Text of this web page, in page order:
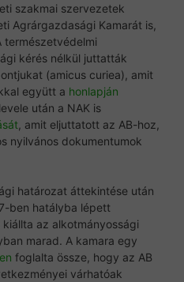
szakmai szervezetek
Agrárgazdasági Kamarát is,
természetvédelmi
kérés nélkül juttatták
(amicus curiea), amit
együtt a honlapján
után a NAK is
, amit eljuttatott az AB-hoz,
nyilvános dokumentumok
határozat áttekintése után
ben hatályba lépett
az alkotmányossági
marad. A kamara egy
foglalta össze, hogy az AB
várhatóak